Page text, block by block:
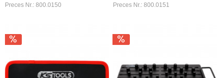
Preces Nr.: 800.0150 Preces Nr.: 800.0151